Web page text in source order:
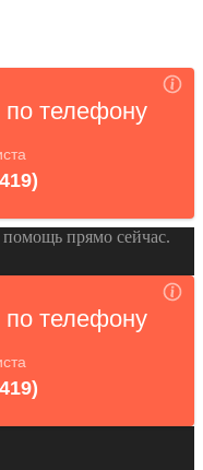
прямо сейчас.